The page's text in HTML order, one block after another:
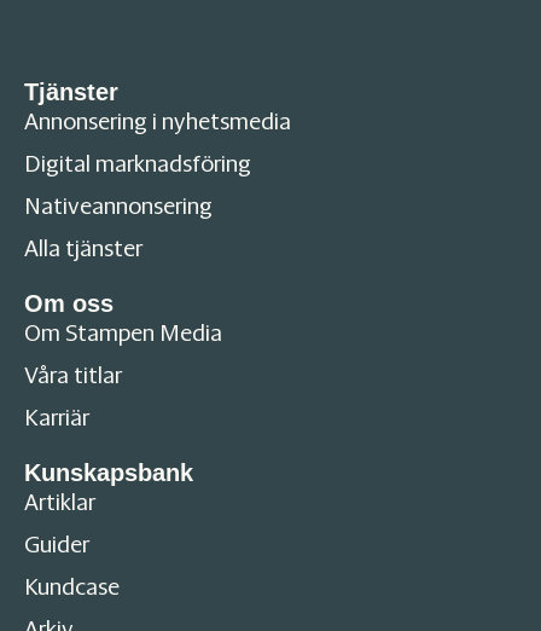
Tjänster
Annonsering i nyhetsmedia
Digital marknadsföring
Nativeannonsering
Alla tjänster
Om oss
Om Stampen Media
Våra titlar
Karriär
Kunskapsbank
Artiklar
Guider
Kundcase